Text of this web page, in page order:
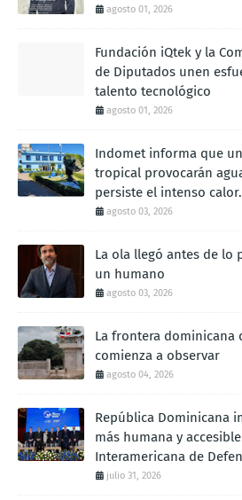
agosto 01, 2026
Fundación iQtek y la
de Diputados unen
talento tecnológico
agosto 01, 2026
Indomet informa que
tropical provocarán
persiste el intenso calor.
agosto 03, 2026
La ola llegó antes de lo
un humano
agosto 03, 2026
La frontera dominicana
comienza a observar
agosto 04, 2026
República Dominicana
más humana y
Interamericana de
julio 31, 2026